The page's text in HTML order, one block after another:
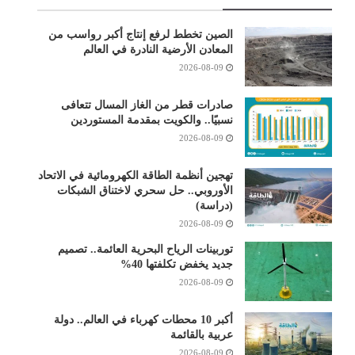
الصين تخطط لرفع إنتاج أكبر رواسب من
المعادن الأرضية النادرة في العالم
2026-08-09
صادرات قطر من الغاز المسال تتعافى
نسبيًا.. والكويت بمقدمة المستوردين
2026-08-09
تهجين أنظمة الطاقة الكهرومائية في الاتحاد
الأوروبي.. حل سحري لاختناق الشبكات
(دراسة)
2026-08-09
توربينات الرياح البحرية العائمة.. تصميم
جديد يخفض تكلفتها 40%
2026-08-09
أكبر 10 محطات كهرباء في العالم.. دولة
عربية بالقائمة
2026-08-09